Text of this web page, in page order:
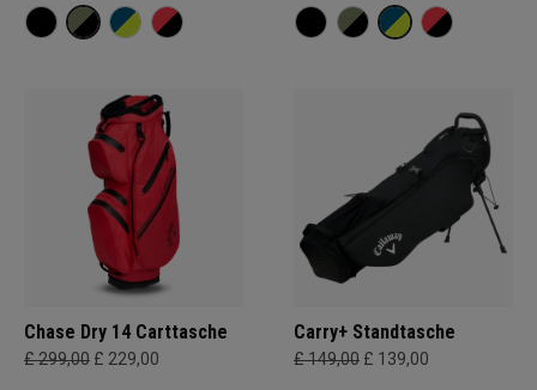
Chase Dry 14 Carttasche
£ 299,00 £ 229,00
Carry+ Standtasche
£ 149,00 £ 139,00